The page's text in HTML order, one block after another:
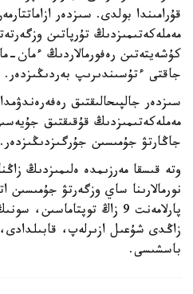
قۇرامىندا بولدى. سىزدەر
مەملەكەتىمىزدىڭ تۇرپاتىن
كۇشەيتەتىن رەفورمالاردىڭ
جاقتى ءتۇسىندىرىپ بەردىڭىزدەر.
سىزدەر جالپىحالىقتىق
مەملەكەتىمىزدىڭ قۇقىقتىق
جاڭارتۋ جۇمىسىن جۇرگىزدىڭىزدەر.
وتە قىسقا مەرزىمدە ەلىمىزدىڭ
نورمالارىنا ساي وزگەرتۋ جۇمىسىن
زاڭدى شۇعىل ازىرلەپ،
باسشىسى.